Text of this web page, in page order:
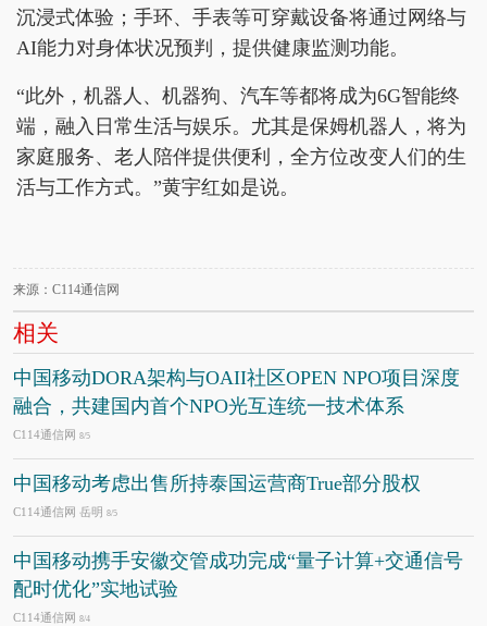
沉浸式体验；手环、手表等可穿戴设备将通过网络与
AI能力对身体状况预判，提供健康监测功能。
“此外，机器人、机器狗、汽车等都将成为6G智能终
端，融入日常生活与娱乐。尤其是保姆机器人，将为
家庭服务、老人陪伴提供便利，全方位改变人们的生
活与工作方式。”黄宇红如是说。
来源：C114通信网
相关
中国移动DORA架构与OAII社区OPEN NPO项目深度
融合，共建国内首个NPO光互连统一技术体系
C114通信网 8/5
中国移动考虑出售所持泰国运营商True部分股权
C114通信网 岳明 8/5
中国移动携手安徽交管成功完成“量子计算+交通信号
配时优化”实地试验
C114通信网 8/4